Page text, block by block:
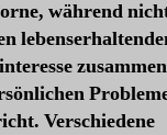
während
Verschiedene